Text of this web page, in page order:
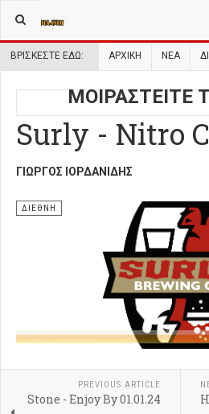
ΒΡΊΣΚΕΣΤΕ ΕΔΏ: ΑΡΧΙΚΉ ΝΕΑ
ΜΟΙΡΑΣΤΕΙΤΕ
Surly - Nitro
ΓΙΏΡΓΟΣ ΙΟΡΔΑΝΊΔΗΣ
ΔΙΕΘΝΗ
PREVIOUS ARTICLE
Stone - Enjoy By 01.01.24